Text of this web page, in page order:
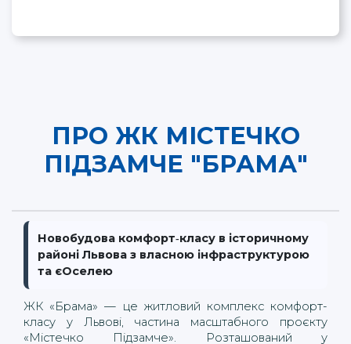
ПРО ЖК МІСТЕЧКО
ПІДЗАМЧЕ "БРАМА"
Новобудова комфорт‑класу в історичному
районі Львова з власною інфраструктурою
та єОселею
ЖК «Брама» — це житловий комплекс комфорт-
класу у Львові, частина масштабного проєкту
«Містечко Підзамче». Розташований у